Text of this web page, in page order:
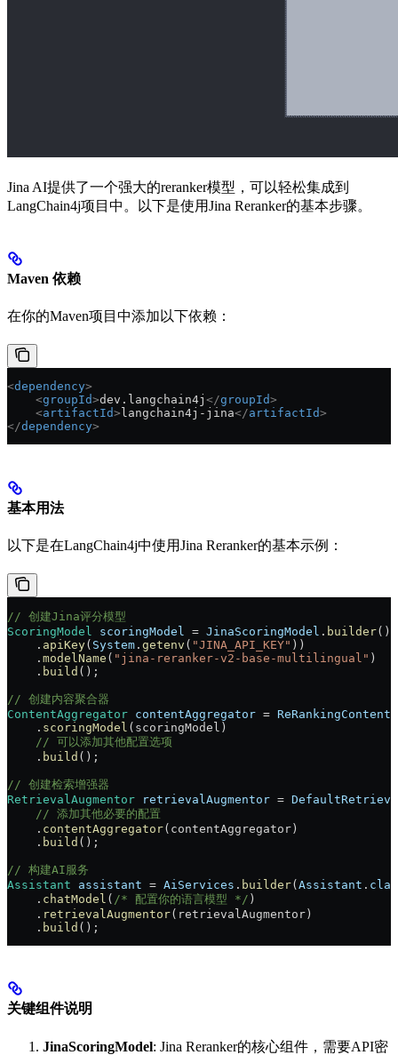
Jina AI提供了一个强大的reranker模型，可以轻松集成到
LangChain4j项目中。以下是使用Jina Reranker的基本步骤。
Maven 依赖
在你的Maven项目中添加以下依赖：
<dependency>
    <
groupId>dev.langchain4j </groupId>
    <
artifactId> langchain4j-jina</artifactId>
</dependency>
基本用法
以下是在LangChain4j中使用Jina Reranker的基本示例：
// 创建Jina评分模型
ScoringModel scoringModel = JinaScoringModel . builder()
    .
apiKey( System . getenv ( "JINA_API_KEY" ))
    .
modelName ( "jina-reranker-v2-base-multilingual" )
    .
build ();
// 创建内容聚合器
ContentAggregator contentAggregator =
    .
scoringModel (scoringModel)
    // 可以添加其他配置选项
    .
build ();
// 创建检索增强器
RetrievalAugmentor retrievalAugmentor =
    // 添加其他必要的配置
    .
contentAggregator(contentAggregator)
    .
build ();
// 构建AI服务
Assistant assistant = AiServices . builder( Assistant .
    .
chatModel ( /* 配置你的语言模型 */ )
    .
retrievalAugmentor(retrievalAugmentor)
    .
build ();
关键组件说明
JinaScoringModel: Jina Reranker的核心组件，需要API密